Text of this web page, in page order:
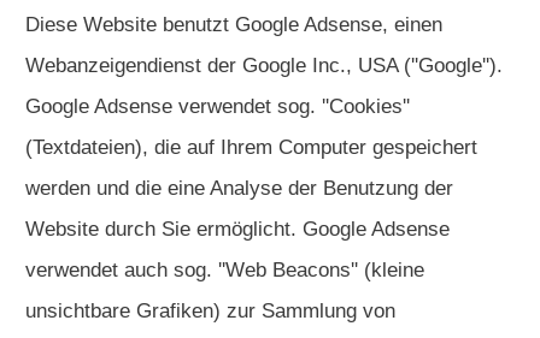
Diese Website benutzt Google Adsense, einen
Webanzeigendienst der Google Inc., USA (''Google'').
Google Adsense verwendet sog. ''Cookies''
(Textdateien), die auf Ihrem Computer gespeichert
werden und die eine Analyse der Benutzung der
Website durch Sie ermöglicht. Google Adsense
verwendet auch sog. ''Web Beacons'' (kleine
unsichtbare Grafiken) zur Sammlung von